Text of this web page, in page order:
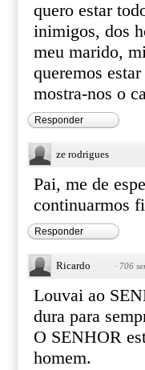
quero estar
inimigos, dos
meu marido,
queremos
mostra-nos o
Responder
ze rodrigues
Pai, me de
continuarmos
Responder
Ricardo · 706
Louvai ao
dura para
O SENHOR
homem.